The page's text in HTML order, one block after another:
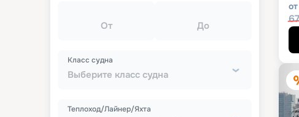
От До
Выберите класс судна
Класс судна
Теплоход/Лайнер/Яхта
от